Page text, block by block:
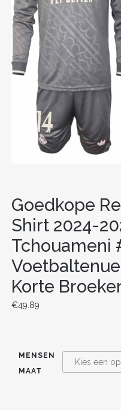
Goedkope
Shirt 2024-
Tchouameni
Korte
€49.89
MENSEN
MAAT